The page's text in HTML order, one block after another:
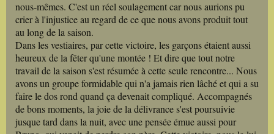
nous-mêmes. C'est un réel soulagement car nous aurions pu
crier à l'injustice au regard de ce que nous avons produit tout
au long de la saison.
Dans les vestiaires, par cette victoire, les garçons étaient aussi
heureux de la fêter qu'une montée ! Et dire que tout notre
travail de la saison s'est résumée à cette seule rencontre... Nous
avons un groupe formidable qui n'a jamais rien lâché et qui a su
faire le dos rond quand ça devenait compliqué. Accompagnés
de bons moments, la joie de la délivrance s'est poursuivie
jusque tard dans la nuit, avec une pensée émue aussi pour